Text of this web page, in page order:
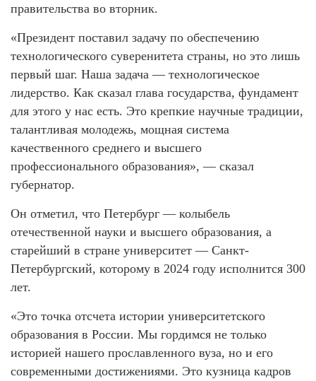
правительства во вторник.
«Президент поставил задачу по обеспечению
технологического суверенитета страны, но это лишь
первый шаг. Наша задача — технологическое
лидерство. Как сказал глава государства, фундамент
для этого у нас есть. Это крепкие научные традиции,
талантливая молодежь, мощная система
качественного среднего и высшего
профессионального образования», — сказал
губернатор.
Он отметил, что Петербург — колыбель
отечественной науки и высшего образования, а
старейший в стране университет — Санкт-
Петербургский, которому в 2024 году исполнится 300
лет.
«Это точка отсчета истории университетского
образования в России. Мы гордимся не только
историей нашего прославленного вуза, но и его
современными достижениями. Это кузница кадров